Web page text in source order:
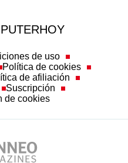
de uso
Política de cookies
de afiliación
Suscripción
de cookies